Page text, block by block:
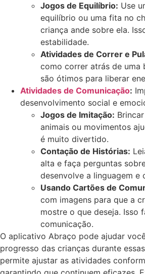
Jogos de Equilíbrio: Use
equilíbrio ou uma fita no
criança ande sobre ela.
estabilidade.
Atividades de Correr e
como correr atrás de uma
são ótimos para liberar
Atividades de Comunicação:
desenvolvimento social e
Jogos de Imitação:
animais ou movimentos
é muito divertido.
Contação de Histórias:
alta e faça perguntas
desenvolve a linguagem e
Usando Cartões de
com imagens para que a
mostre o que deseja. Isso
comunicação.
O aplicativo Abraço pode ajudar
progresso das crianças durante
permite ajustar as atividades